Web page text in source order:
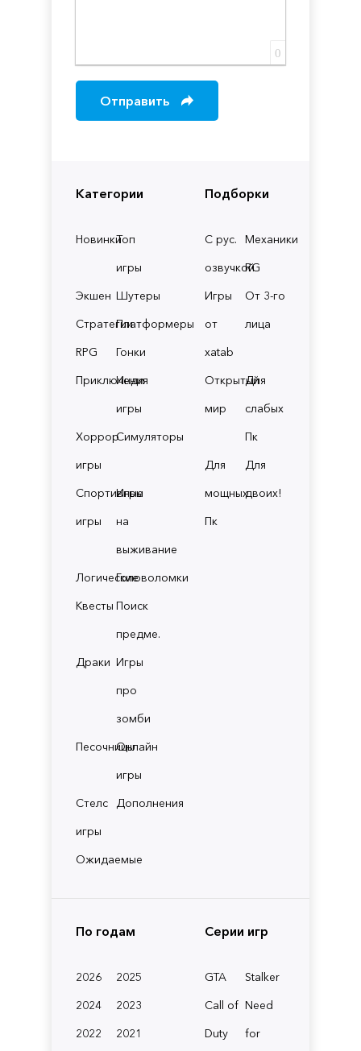
Категории
НовинкиТоп
игры
Экшен Шутеры
СтратегииПлатформеры
RPG
Гонки
Приключения
Инди
игры
Хоррор
игры
Симуляторы
Спортивные
игры
Игры
на
выживание
ЛогическиеГоловоломки
Квесты Поиск
предме.
Драки Игры
про
зомби
ПесочницыОнлайн
игры
Стелс
игры
Дополнения
Ожидаемые
Подборки
С рус.
озвучкой
Механики
RG
Игры
от
xatab
От 3-го
лица
Открытый
мир
Для
слабых
Пк
Для
мощных
Пк
Для
двоих!
По годам
2026
2025
2024
2023
2022
2021
Серии игр
GTA
Stalker
Call of
Duty
Need
for
0
Отправить